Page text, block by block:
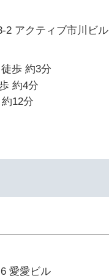
2 アクティブ市川ビル
歩 約3分
約4分
12分
愛愛ビル